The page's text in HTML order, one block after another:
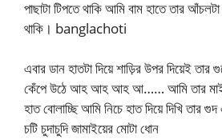
পাছাটা টিপতে থাকি আমি বাম হাতে তার
থাকি। banglachoti
এবার ডান হাতটা দিয়ে শাড়ির উপর দিয়েই তার
কেঁপে উঠে আহ আহ আহ আ…… আমি তার মাই
হাত বোলাচ্ছি আমি নিচে হাত দিয়ে দিখি তার
চটি চুদাচুদি জামাইয়ের মোটা ধোন